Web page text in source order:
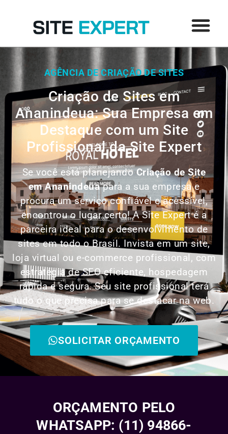
AGÊNCIA DE CRIAÇÃO DE SITES
Criação de Sites em
Ananindeua: Sua Empresa em
Destaque com um Site
Profissional da Site Expert
Se você está planejandoCriação de Site
emAnanindeuapara a sua empresa e
procura um serviço confiável e acessível,
encontrou o lugar certo! A Site Expert é a
parceira ideal para o desenvolvimento de
sites em todo o Brasil. Invista em um site,
loja virtual ou e-commerce profissional, com
estratégia de SEO eficiente, hospedagem
rápida e segura. Seu site profissional terá
tudo o que precisa para se destacar na web.
SOLICITAR ORÇAMENTO
ORÇAMENTO PELO
WHATSAPP: (11) 94866-